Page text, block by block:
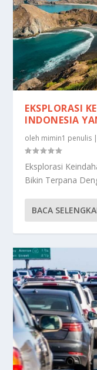
EKSPLORASI
INDONESIA
oleh mimin1 penulis |
Eksplorasi
Bikin Terpana
BACA